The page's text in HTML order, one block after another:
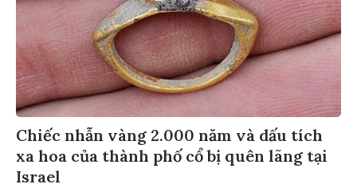
Chiếc nhẫn vàng 2.000 năm và dấu tích
xa hoa của thành phố cổ bị quên lãng tại
Israel